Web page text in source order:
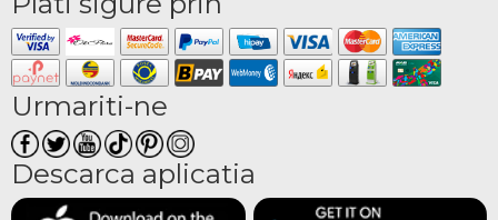
Urmariti-ne
Descarca aplicatia